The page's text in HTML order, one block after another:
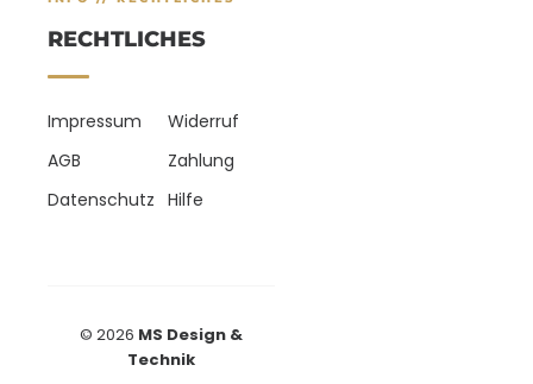
RECHTLICHES
Impressum
Widerruf
AGB
Zahlung
Datenschutz Hilfe
© 2026 MS Design &
Technik